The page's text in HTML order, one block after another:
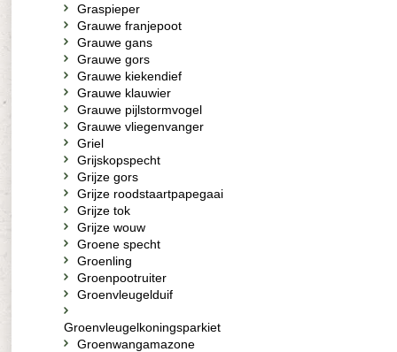
Graspieper
Grauwe franjepoot
Grauwe gans
Grauwe gors
Grauwe kiekendief
Grauwe klauwier
Grauwe pijlstormvogel
Grauwe vliegenvanger
Griel
Grijskopspecht
Grijze gors
Grijze roodstaartpapegaai
Grijze tok
Grijze wouw
Groene specht
Groenling
Groenpootruiter
Groenvleugelduif
Groenvleugelkoningsparkiet
Groenwangamazone